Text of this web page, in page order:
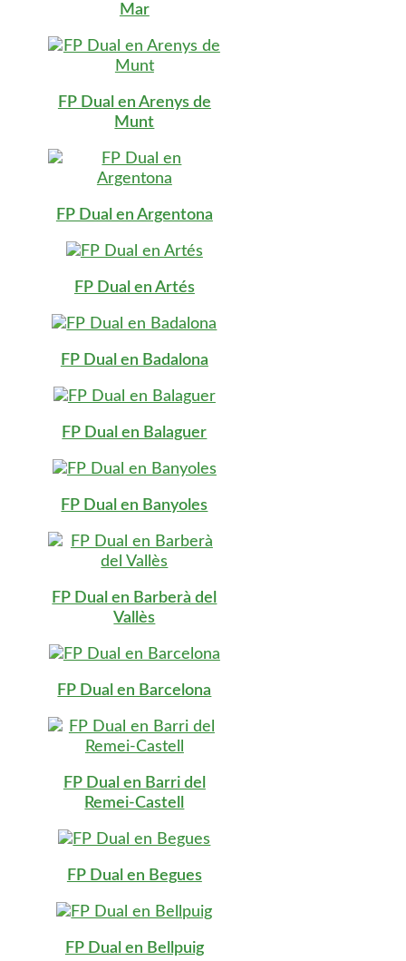
Mar
FP Dual en Arenys de
Munt
FP Dual en Argentona
FP Dual en Artés
FP Dual en Badalona
FP Dual en Balaguer
FP Dual en Banyoles
FP Dual en Barberà del
Vallès
FP Dual en Barcelona
FP Dual en Barri del
Remei-Castell
FP Dual en Begues
FP Dual en Bellpuig